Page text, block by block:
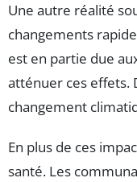
Une autre réalité
changements
est en partie due
atténuer ces effets.
changement
En plus de ces
santé. Les